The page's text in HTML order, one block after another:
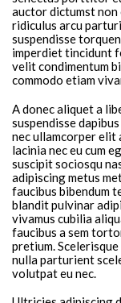
auctor dictumst non
ridiculus arcu
suspendisse
imperdiet tincidunt
velit condimentum
commodo etiam
A donec aliquet a
suspendisse
nec ullamcorper elit
lacinia nec eu cum
suscipit sociosqu
adipiscing metus
faucibus bibendum
blandit pulvinar
vivamus cubilia
faucibus a sem
pretium.
nulla parturient
volutpat eu nec.